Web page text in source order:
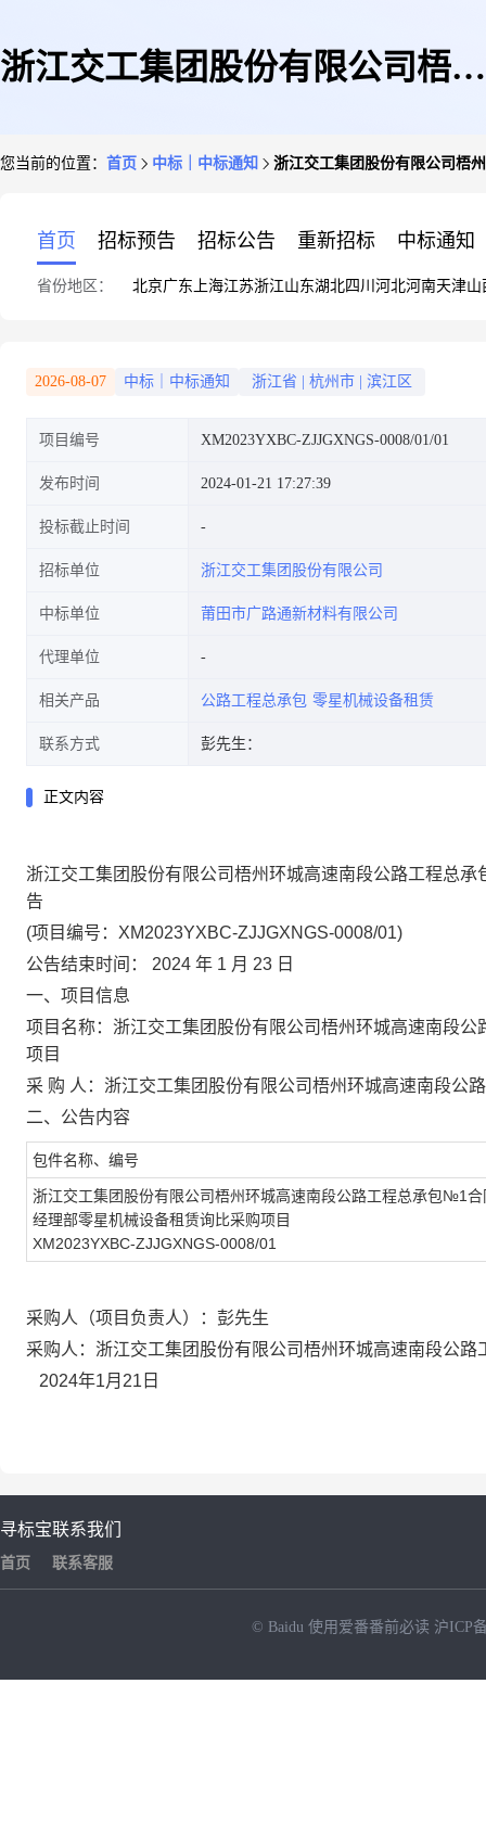
浙江交工集团股份有限公司梧州
设备租赁询比采购项目成交公告
您当前的位置： 首页 中标｜中标通知 浙江交工集团股份有限公司梧
首页 招标预告 招标公告 重新招标 中标通知
省份地区： 北京广东 上海江苏浙江山东湖北四川 河北河南天津山
2026-08-07 中标｜中标通知 浙江省 杭州市 滨江区
项目编号 XM2023YXBC-ZJJGXNGS-0008/01/01
发布时间 2024-01-21 17:27:39
投标截止时间
招标单位 浙江交工集团股份有限公司
中标单位 莆田市广路通新材料有限公司
代理单位
相关产品 公路工程总承包 零星机械设备租赁
联系方式 彭先生：
正文内容
浙江交工集团股份有限公司梧州环城高速南段公路工程总承
告
(项目编号： XM2023YXBC-ZJJGXNGS-0008/01)
公告结束时间：
2024 年 1 月 23 日
一、项目信息
项目名称：浙江交工集团股份有限公司梧州环城高速南段公
项目
采 购 人：浙江交工集团股份有限公司梧州环城高速南段公
二、公告内容
包件名称、编号
浙江交工集团股份有限公司梧州环城高速南段公路工程总承包№1
经理部零星机械设备租赁询比采购项目
XM2023YXBC-ZJJGXNGS-0008/01
采购人（项目负责人）：彭先生
采购人：浙江交工集团股份有限公司梧州环城高速南段公路
2024年1月21 日
寻标宝
首页
联系我们
联系客服
© Baidu 使用爱番番前必读 沪ICP